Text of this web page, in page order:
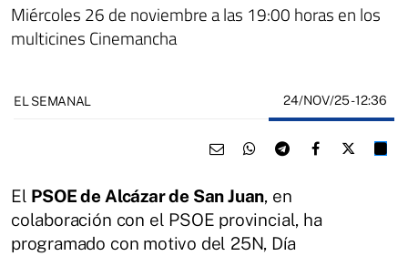
Miércoles 26 de noviembre a las 19:00 horas en los
multicines Cinemancha
EL SEMANAL 24/NOV/25- 12:36
El PSOE de Alcázar de San Juan, en
colaboración con el PSOE provincial, ha
programado con motivo del 25N, Día